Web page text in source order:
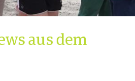
aus dem